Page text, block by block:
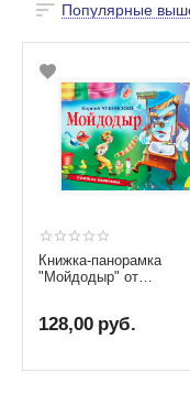
Популярные
Книжка-панорамка
"Мойдодыр" от
128,00 руб.